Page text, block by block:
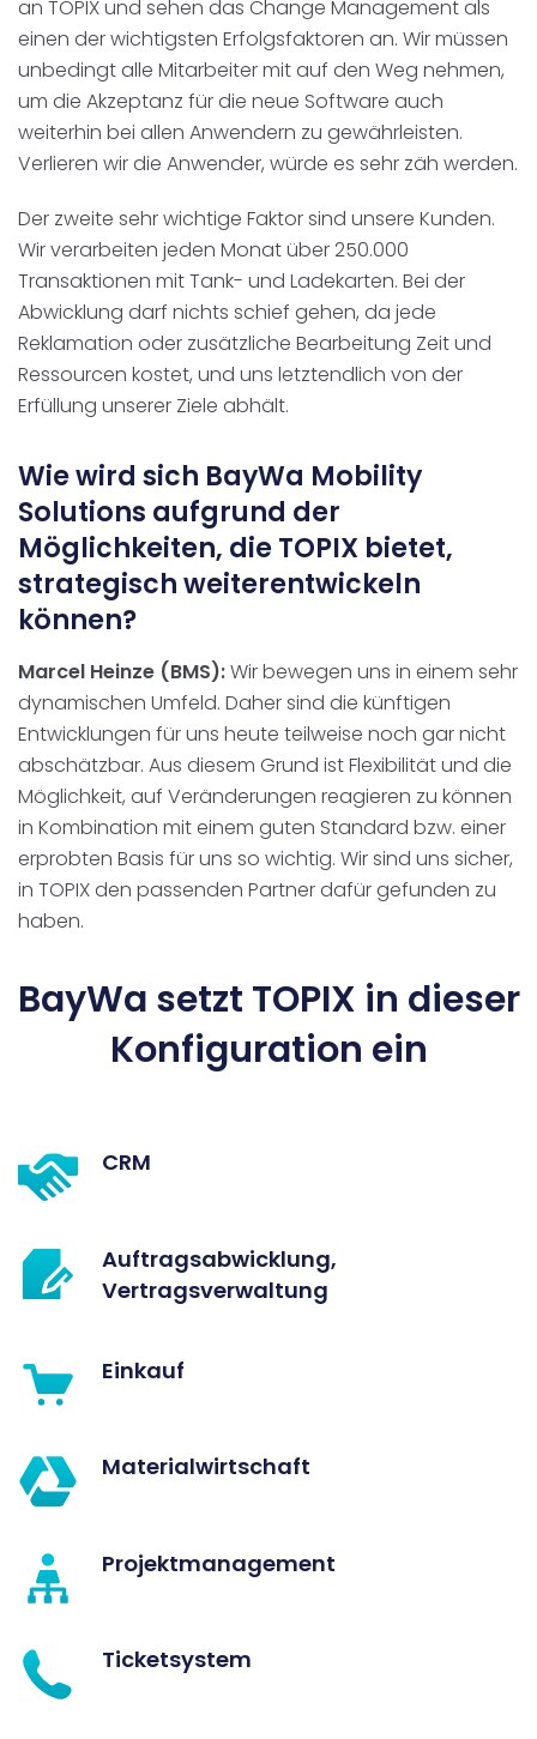
an TOPIX und sehen das Change Management als
einen der wichtigsten Erfolgsfaktoren an. Wir müssen
unbedingt alle Mitarbeiter mit auf den Weg nehmen,
um die Akzeptanz für die neue Software auch
weiterhin bei allen Anwendern zu gewährleisten.
Verlieren wir die Anwender, würde es sehr zäh werden.
Der zweite sehr wichtige Faktor sind unsere Kunden.
Wir verarbeiten jeden Monat über 250.000
Transaktionen mit Tank- und Ladekarten. Bei der
Abwicklung darf nichts schief gehen, da jede
Reklamation oder zusätzliche Bearbeitung Zeit und
Ressourcen kostet, und uns letztendlich von der
Erfüllung unserer Ziele abhält.
Wie wird sich BayWa Mobility
Solutions aufgrund der
Möglichkeiten, die TOPIX bietet,
strategisch weiterentwickeln
können?
Marcel Heinze (BMS):Wir bewegen uns in einem sehr
dynamischen Umfeld. Daher sind die künftigen
Entwicklungen für uns heute teilweise noch gar nicht
abschätzbar. Aus diesem Grund ist Flexibilität und die
Möglichkeit, auf Veränderungen reagieren zu können
in Kombination mit einem guten Standard bzw. einer
erprobten Basis für uns so wichtig. Wir sind uns sicher,
in TOPIX den passenden Partner dafür gefunden zu
haben.
BayWa setzt TOPIX in dieser
Konfiguration ein
CRM
Auftragsabwicklung,
Vertragsverwaltung
Einkauf
Materialwirtschaft
Projektmanagement
Ticketsystem